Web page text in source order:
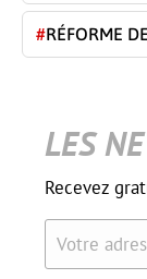
#RÉFORME
LES
Recevez
Votre